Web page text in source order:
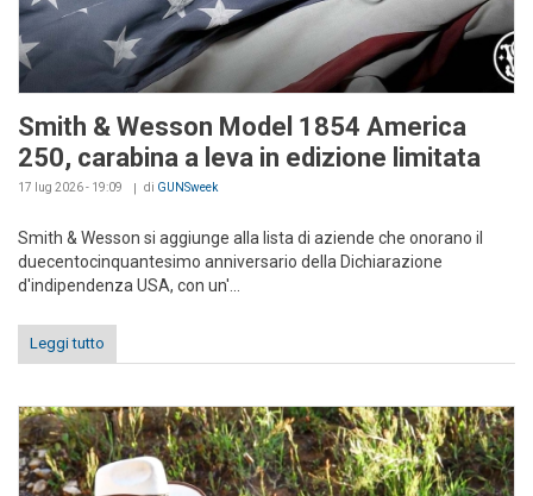
Smith & Wesson Model 1854 America
250, carabina a leva in edizione limitata
17 lug 2026 - 19:09 di GUNSweek
Smith & Wesson si aggiunge alla lista di aziende che onorano il
duecentocinquantesimo anniversario della Dichiarazione
d'indipendenza USA, con un'...
Leggi tutto